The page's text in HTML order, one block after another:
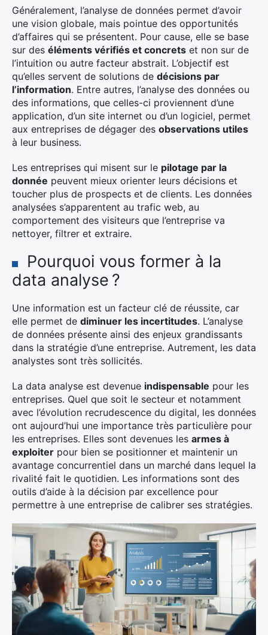
Généralement, l’analyse de données permet d’avoir
une vision globale, mais pointue des opportunités
d’affaires qui se présentent. Pour cause, elle se base
sur des éléments vérifiés et concrets et non sur de
l’intuition ou autre facteur abstrait. L’objectif est
qu’elles servent de solutions de décisions par
l’information. Entre autres, l’analyse des données ou
des informations, que celles-ci proviennent d’une
application, d’un site internet ou d’un logiciel, permet
aux entreprises de dégager des observations utiles
à leur business.
Les entreprises qui misent sur le pilotage par la
donnée peuvent mieux orienter leurs décisions et
toucher plus de prospects et de clients. Les données
analysées s’apparentent au trafic web, au
comportement des visiteurs que l’entreprise va
nettoyer, filtrer et extraire.
Pourquoi vous former à la
data analyse ?
Une information est un facteur clé de réussite, car
elle permet de diminuer les incertitudes. L’analyse
de données présente ainsi des enjeux grandissants
dans la stratégie d’une entreprise. Autrement, les data
analystes sont très sollicités.
La data analyse est devenue indispensable pour les
entreprises. Quel que soit le secteur et notamment
avec l’évolution recrudescence du digital, les données
ont aujourd’hui une importance très particulière pour
les entreprises. Elles sont devenues les armes à
exploiter pour bien se positionner et maintenir un
avantage concurrentiel dans un marché dans lequel la
rivalité fait le quotidien. Les informations sont des
outils d’aide à la décision par excellence pour
permettre à une entreprise de calibrer ses stratégies.